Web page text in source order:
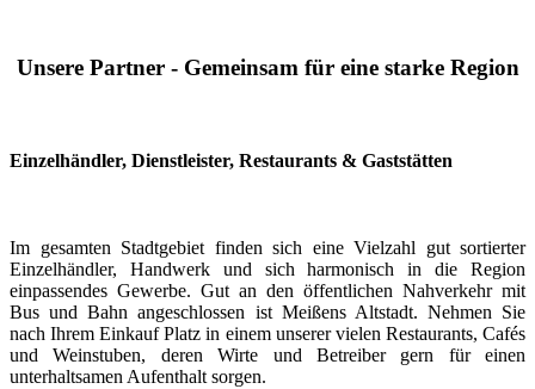
Unsere Partner - Gemeinsam für eine starke Region
Einzelhändler, Dienstleister, Restaurants & Gaststätten
Im gesamten Stadtgebiet finden sich eine Vielzahl gut sortierter
Einzelhändler, Handwerk und sich harmonisch in die Region
einpassendes Gewerbe. Gut an den öffentlichen Nahverkehr mit
Bus und Bahn angeschlossen ist Meißens Altstadt. Nehmen Sie
nach Ihrem Einkauf Platz in einem unserer vielen Restaurants, Cafés
und Weinstuben, deren Wirte und Betreiber gern für einen
unterhaltsamen Aufenthalt sorgen.